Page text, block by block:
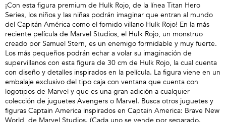
¡Con esta figura premium de Hulk Rojo, de la línea Titan Hero
Series, los niños y las niñas podrán imaginar que entran al mundo
del Capitán América como el fornido villano Hulk Rojo! En la más
reciente película de Marvel Studios, el Hulk Rojo, un monstruo
creado por Samuel Stern, es un enemigo formidable y muy fuerte.
Los más pequeños podrán echar a volar su imaginación de
supervillanos con esta figura de 30 cm de Hulk Rojo, la cual cuenta
con diseño y detalles inspirados en la película. La figura viene en un
embalaje exclusivo del tipo caja con ventana que cuenta con
logotipos de Marvel y que es una gran adición a cualquier
colección de juguetes Avengers o Marvel. Busca otros juguetes y
figuras Captain America inspirados en Captain America: Brave New